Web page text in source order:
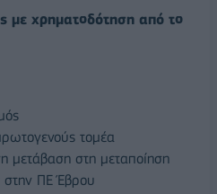
με χρηματοδότηση από το
τομέα
μετάβαση στη μεταποίηση
στην ΠΕ Έβρου